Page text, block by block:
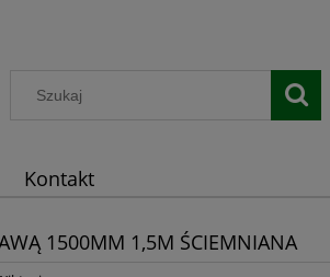
Kontakt
1500MM 1,5M ŚCIEMNIANA